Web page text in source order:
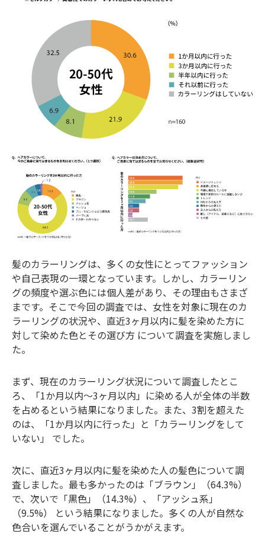
髪のカラーリングは、多くの女性にとってファッション
や自己表現の一環となっています。しかし、カラーリン
グの頻度や選ぶ色には個人差があり、その理由もさまざ
まです。そこで今回の調査では、女性を対象に現在のカ
ラーリングの状況や、直近3ヶ月以内に髪を染めた方に
対して染めた色とその選び方 について調査を実施しまし
た。
まず、現在のカラーリング状況について調査したとこ
ろ、「1か月以内～3ヶ月以内」に染める人が全体の半数
を占めるという結果になりました。また、3割を超えた
のは、「1か月以内に行った」と「カラーリングをして
いない」 でした。
次に、直近3ヶ月以内に髪を染めた人の髪色について調
査しました。最も多かったのは「ブラウン」（64.3%）
で、次いで「黒色」（14.3%）、「アッシュ系」
（9.5%） という結果になりました。多くの人が自然な
色合いを選んでいることがうかがえます。